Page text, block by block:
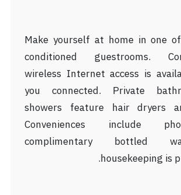
Make yourself at home in one
conditioned guestrooms.
wireless Internet access is
you connected. Private
showers feature hair dryers
Conveniences include
complimentary bottled
housekeeping is